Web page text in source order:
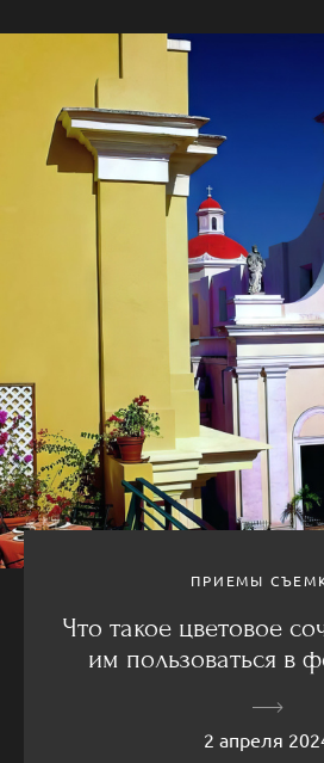
ПРИЕМЫ
Что такое цветовое
им пользоваться в
2 апреля